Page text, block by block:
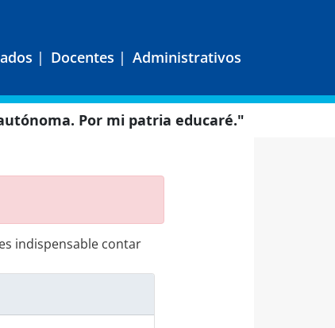
| Docentes | Administrativos
Por mi patria educaré."
indispensable contar